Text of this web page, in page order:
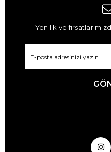
Yenilik ve